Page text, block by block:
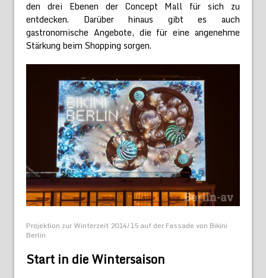
den drei Ebenen der Concept Mall für sich zu
entdecken. Darüber hinaus gibt es auch
gastronomische Angebote, die für eine angenehme
Stärkung beim Shopping sorgen.
Projektion zur Winterzeit 2014/15 auf der Fassade von Bikini
Berlin
Start in die Wintersaison